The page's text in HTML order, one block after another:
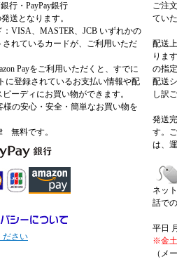
行・PayPay銀行
送となります。
：VISA、MASTER、JCB いずれかの
されているカードが、ご利用いただ
Payをご利用いただくと、すでに
に登録されているお支払い情報や配
ーディにお買い物ができます。
様の安心・安全・簡単なお買い物を
無料です。
ださい
ご注
てい
配送
りま
の指
配送
し訳
発送
す。
は、
ネッ
話で
平日
※金土
（メ